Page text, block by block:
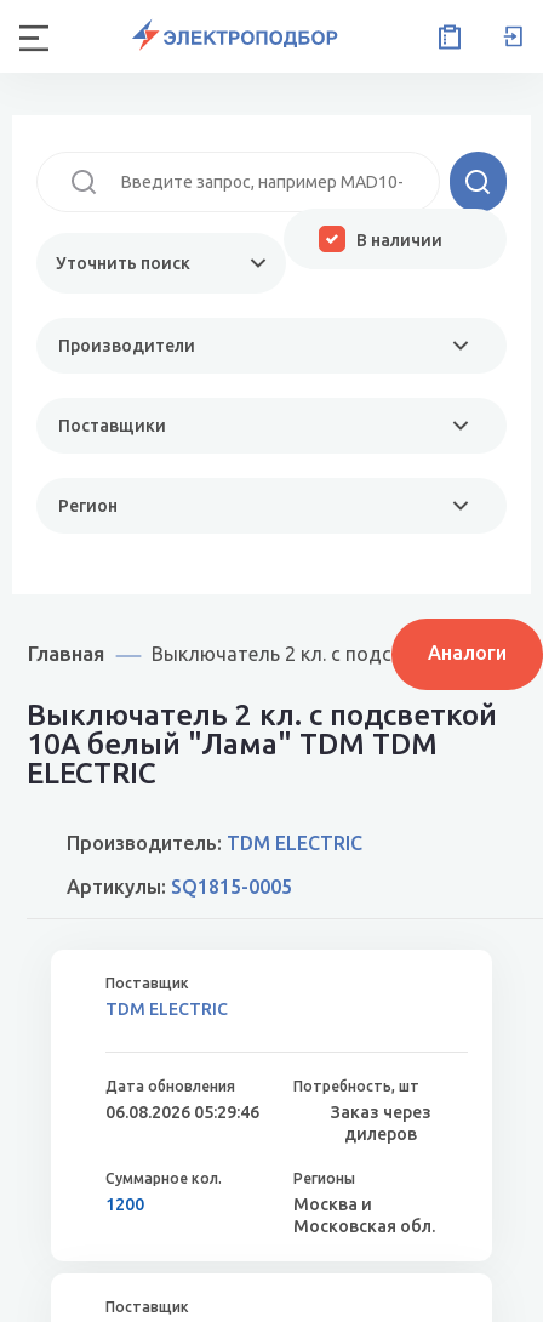
Уточнить поиск
Производители
Поставщики
Регион
В наличии
Главная Выключатель 2 кл. с подсветкой 10А
Аналоги
Выключатель 2 кл. с подсветкой
10А белый "Лама" TDM TDM
ELECTRIC
Производитель: TDM ELECTRIC
Артикулы: SQ1815-0005
TDM ELECTRIC
06.08.2026 05:29:46
1200
Заказ через
дилеров
Москва и
Московская обл.